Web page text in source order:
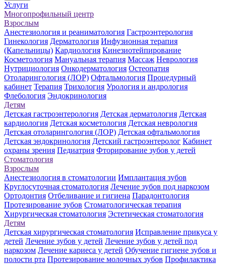
Услуги
Многопрофильный центр
Взрослым
Анестезиология и реаниматология Гастроэнтерология
Гинекология Дерматология Инфузионная терапия
(Капельницы) Кардиология Кинезиотейпирование
Косметология Мануальная терапия Массаж Неврология
Нутрициология Онкодерматология Остеопатия
Отоларингология (ЛОР) Офтальмология Процедурный
кабинет Терапия Трихология Урология и андрология
Флебология Эндокринология
Детям
Детская гастроэнтерология Детская дерматология Детская
кардиология Детская косметология Детская неврология
Детская отоларингология (ЛОР) Детская офтальмология
Детская эндокринология Детский гастроэнтеролог Кабинет
охраны зрения Педиатрия Фторирование зубов у детей
Стоматология
Взрослым
Анестезиология в стоматологии Имплантация зубов
Круглосуточная стоматология Лечение зубов под наркозом
Ортодонтия Отбеливание и гигиена Парадонтология
Протезирование зубов Стоматологическая терапия
Хирургическая стоматология Эстетическая стоматология
Детям
Детская хирургическая стоматология Исправление прикуса у
детей Лечение зубов у детей Лечение зубов у детей под
наркозом Лечение кариеса у детей Обучение гигиене зубов и
полости рта Протезирование молочных зубов Профилактика